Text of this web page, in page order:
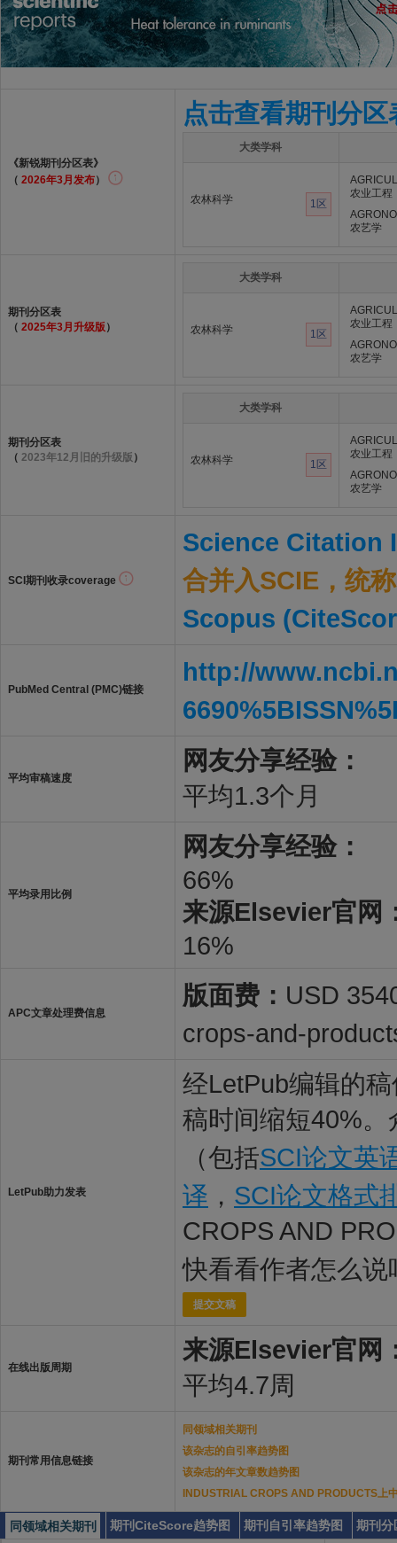
《新锐期刊分区表》
（ 2026年3月发布）
点击查看期刊分区
大类学科
农林科学 1区
农业工程
农艺学
期刊分区表
（ 2025年3月升级版 ）
大类学科
农林科学 1区
农业工程
农艺学
期刊分区表
（ 2023年12月旧的升级版 ）
大类学科
农林科学 1区
农业工程
农艺学
SCI期刊收录coverage
Science Citation
合并入SCIE，统
Scopus
PubMed Central (PMC)链接
http://
平均审稿速度
网友分享经验：
平均1.3个月
平均录用比例
网友分享经验：
66%
来源Elsevier官网
16%
APC文章处理费信息
版面费： USD
crops-and-
LetPub助力发表
经LetPub编辑的
稿时间缩短40%
（包括SCI论文英
译 ， SCI论文格式
CROPS AND
快看看作者怎么说
提交文稿
在线出版周期
来源Elsevier官网
平均4.7周
期刊常用信息链接
同领域相关期刊
该杂志的自引率趋势图
该杂志的年文章数趋势图
INDUSTRIAL CROPS AND PRODUCTS上
同领域相关期刊 期刊CiteScore趋势图 期刊自引率趋势图 期刊分